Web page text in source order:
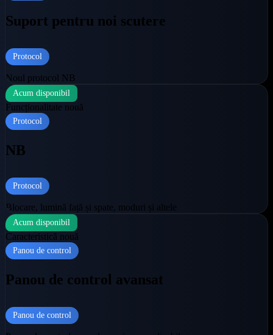
Suport pentru noi scutere
Protocol
Noul protocol NB
Acum disponibil
Funcționalitate nouă
Protocol
NB
Protocol
Blocare, lumină față și spate, moduri și altele
Acum disponibil
Caracteristică nouă
Panou de control
Panou de control avansat
Panou de control